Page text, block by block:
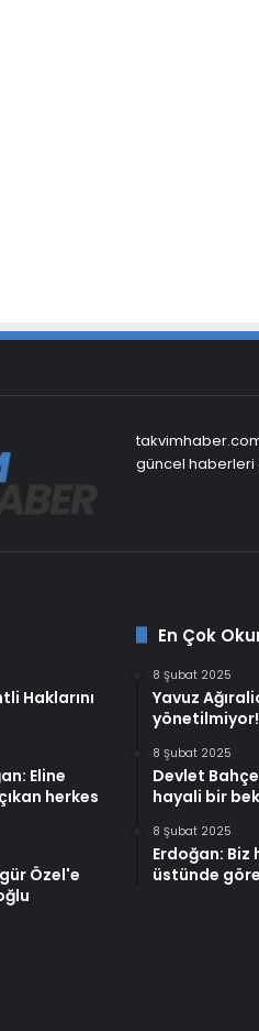
güncel haberleri
Haklarını
Eline
herkes
Özel'e
En Çok
8 Şubat 2025
Yavuz
yönetilmiyor!
8 Şubat 2025
Devlet
hayali bir
8 Şubat 2025
Erdoğan: Biz
üstünde